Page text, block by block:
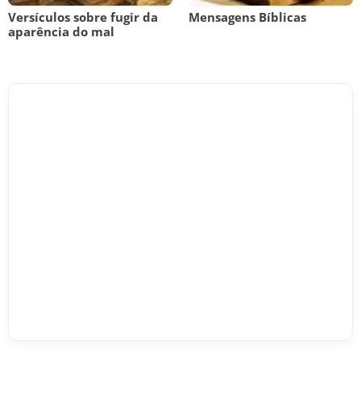
Versículos sobre fugir da
aparência do mal
Mensagens Bíblicas